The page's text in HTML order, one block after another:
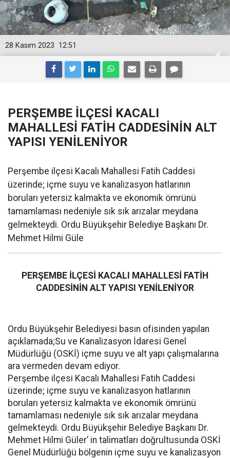
12:51
28 Kasım 2023
PERŞEMBE İLÇESİ KACALI
MAHALLESİ FATİH CADDESİNİN ALT
YAPISI YENİLENİYOR
Perşembe ilçesi Kacalı Mahallesi Fatih Caddesi
üzerinde; içme suyu ve kanalizasyon hatlarının
boruları yetersiz kalmakta ve ekonomik ömrünü
tamamlaması nedeniyle sık sık arızalar meydana
gelmekteydi. Ordu Büyükşehir Belediye Başkanı Dr.
Mehmet Hilmi Güle
PERŞEMBE İLÇESİ KACALI MAHALLESİ FATİH
CADDESİNİN ALT YAPISI YENİLENİYOR
Ordu Büyükşehir Belediyesi basın ofisinden yapılan
açıklamada;Su ve Kanalizasyon İdaresi Genel
Müdürlüğü (OSKİ) içme suyu ve alt yapı çalışmalarına
ara vermeden devam ediyor.
Perşembe ilçesi Kacalı Mahallesi Fatih Caddesi
üzerinde; içme suyu ve kanalizasyon hatlarının
boruları yetersiz kalmakta ve ekonomik ömrünü
tamamlaması nedeniyle sık sık arızalar meydana
gelmekteydi. Ordu Büyükşehir Belediye Başkanı Dr.
Mehmet Hilmi Güler’ in talimatları doğrultusunda OSKİ
Genel Müdürlüğü bölgenin içme suyu ve kanalizasyon